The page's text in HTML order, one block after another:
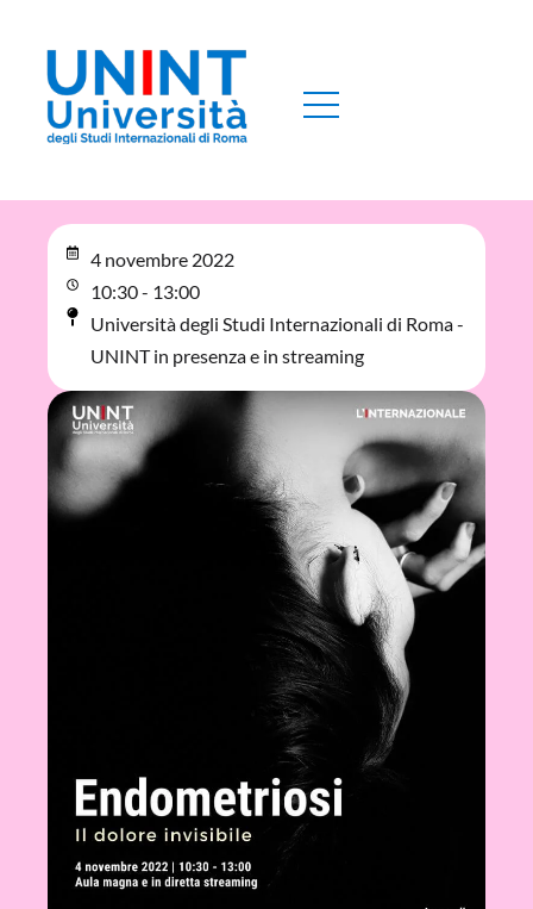
4 novembre 2022
10:30 - 13:00
Università degli Studi Internazionali di Roma -
UNINT in presenza e in streaming